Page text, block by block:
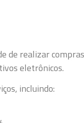
de realizar
eletrônicos.
incluindo: